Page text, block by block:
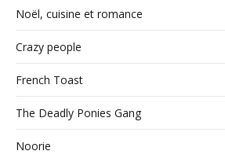
Noël, cuisine et romance
Crazy people
French Toast
The Deadly Ponies Gang
Noorie